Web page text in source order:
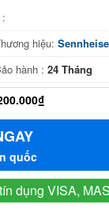
:
hiệu:
hành :24 Tháng
quốc
dụng VISA,